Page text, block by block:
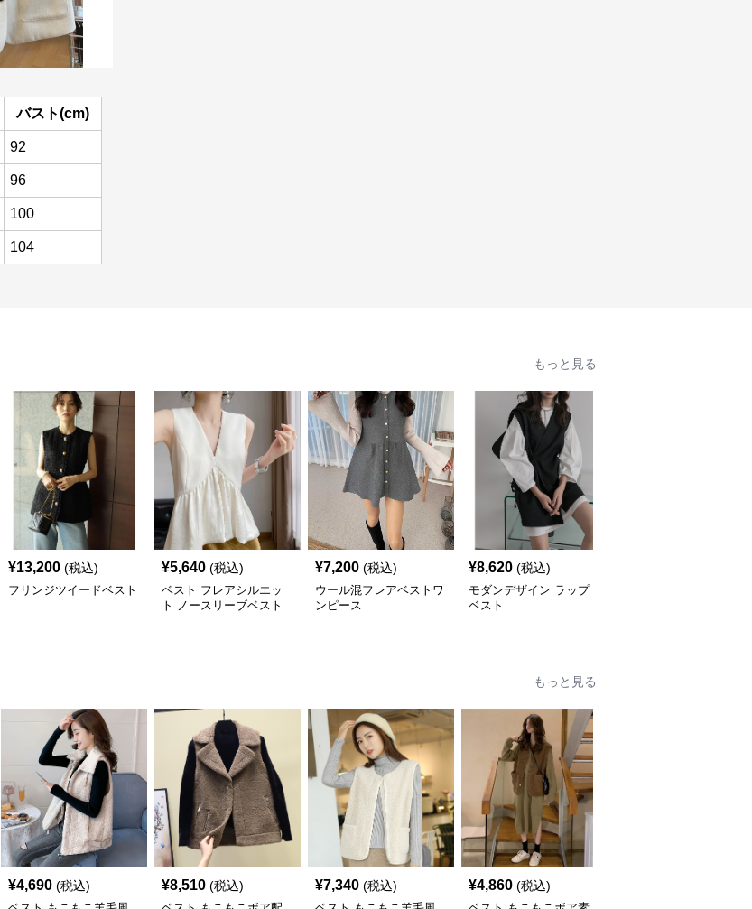
バスト(cm)
92
96
100
104
もっと見る
¥13,200 (税込)
フリンジツイードベスト
¥5,640 (税込)
ベスト フレアシルエッ
ト ノースリーブベスト
¥7,200 (税込)
ウール混フレアベストワ
ンピース
¥8,620 (税込)
モダンデザイン ラップ
ベスト
もっと見る
¥4,690 (税込) ¥8,510 (税込) ¥7,340 (税込) ¥4,860 (税込)